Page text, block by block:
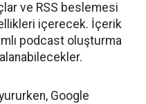
ve RSS beslemesi
içerecek. İçerik
podcast oluşturma
Google